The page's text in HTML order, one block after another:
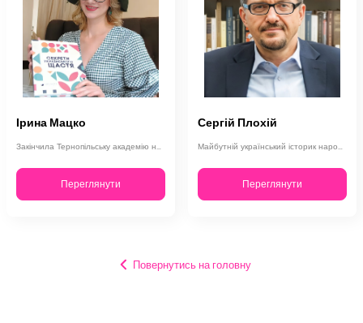
Ірина Мацко
Закінчила Тернопільську академію народного господарства (сьогодні ТНЕУ) за спец…
Переглянути
Сергій Плохій
Майбутній український історик народився 23 травня 1957 року в Горькому. Закінчи…
Переглянути
Повернутись на головну